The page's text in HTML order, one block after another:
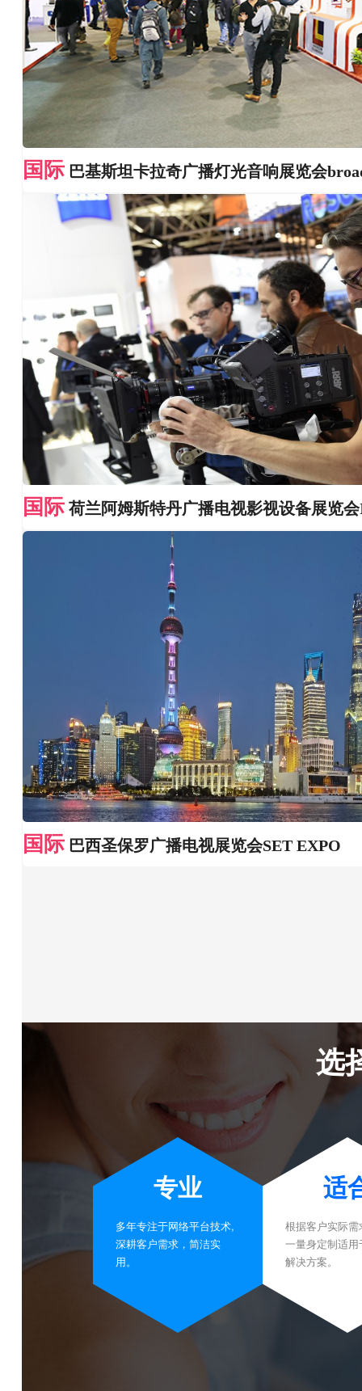
国际 巴基斯坦卡拉奇广播灯光音响展览会
国际 荷兰阿姆斯特丹广播电视影视设备展览
国际 巴西圣保罗广播电视展览会SET EXPO
选
专业
多年专注于网络平台技术,
深耕客户需求，简洁实
用。
适
根据客户实际
一量身定制适
解决方案。